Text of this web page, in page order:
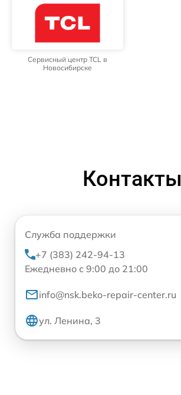
Сервисный центр TCL в
Новосибирске
Контакты
Служба поддержки
+7 (383) 242-94-13
Ежедневно с 9:00 до 21:00
info@nsk.beko-repair-center.ru
ул. Ленина, 3